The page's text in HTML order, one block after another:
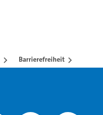
Barrierefreiheit